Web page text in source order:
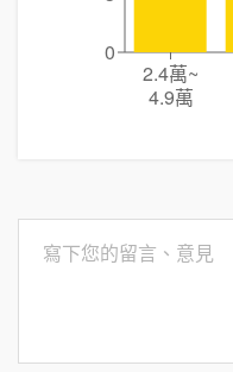
2.4萬~
4.9萬
0